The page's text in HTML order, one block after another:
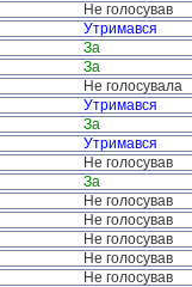
Не голосував
Утримався
За
За
Не голосувала
Утримався
За
Утримався
Не голосував
За
Не голосував
Не голосував
Не голосував
Не голосував
Не голосував